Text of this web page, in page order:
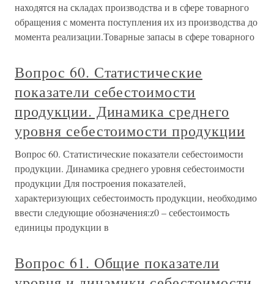
находятся на складах производства и в сфере товарного
обращения с момента поступления их из производства до
момента реализации.Товарные запасы в сфере товарного
Вопрос 60. Статистические
показатели себестоимости
продукции. Динамика среднего
уровня себестоимости продукции
Вопрос 60. Статистические показатели себестоимости
продукции. Динамика среднего уровня себестоимости
продукции Для построения показателей,
характеризующих себестоимость продукции, необходимо
ввести следующие обозначения:z0 – себестоимость
единицы продукции в
Вопрос 61. Общие показатели